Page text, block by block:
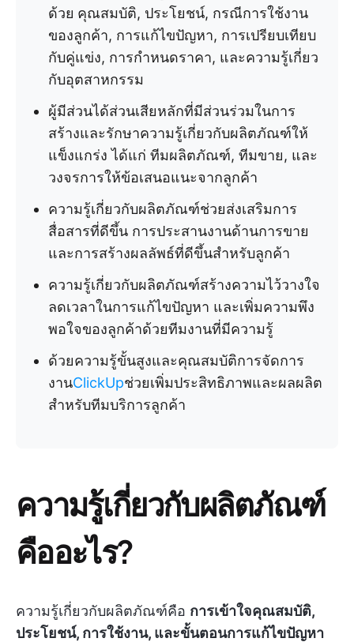
ด้วย คุณสมบัติ, ประโยชน์, กรณีการใช้งาน
ของลูกค้า, การแก้ไขปัญหา, การเปรียบเทียบ
กับคู่แข่ง, การกำหนดราคา, และความรู้เกี่ยว
กับอุตสาหกรรม
ผู้มีส่วนได้ส่วนเสียหลักที่มีส่วนร่วมในการ
สร้างและรักษาความรู้เกี่ยวกับผลิตภัณฑ์ให้
แข็งแกร่ง ได้แก่ ทีมผลิตภัณฑ์, ทีมขาย, และ
วงจรการให้ข้อเสนอแนะจากลูกค้า
ความรู้เกี่ยวกับผลิตภัณฑ์ช่วยส่งเสริมการ
สื่อสารที่ดีขึ้น การประสานงานด้านการขาย
และการสร้างผลลัพธ์ที่ดีขึ้นสำหรับลูกค้า
ความรู้เกี่ยวกับผลิตภัณฑ์สร้างความไว้วางใจ
ลดเวลาในการแก้ไขปัญหา และเพิ่มความพึง
พอใจของลูกค้าด้วยทีมงานที่มีความรู้
ด้วยความรู้ขั้นสูงและคุณสมบัติการจัดการ
งานClickUpช่วยเพิ่มประสิทธิภาพและผลผลิต
สำหรับทีมบริการลูกค้า
ความรู้เกี่ยวกับผลิตภัณฑ์
คืออะไร?
ความรู้เกี่ยวกับผลิตภัณฑ์คือ การเข้าใจคุณสมบัติ,
ประโยชน์, การใช้งาน, และขั้นตอนการแก้ไขปัญหา